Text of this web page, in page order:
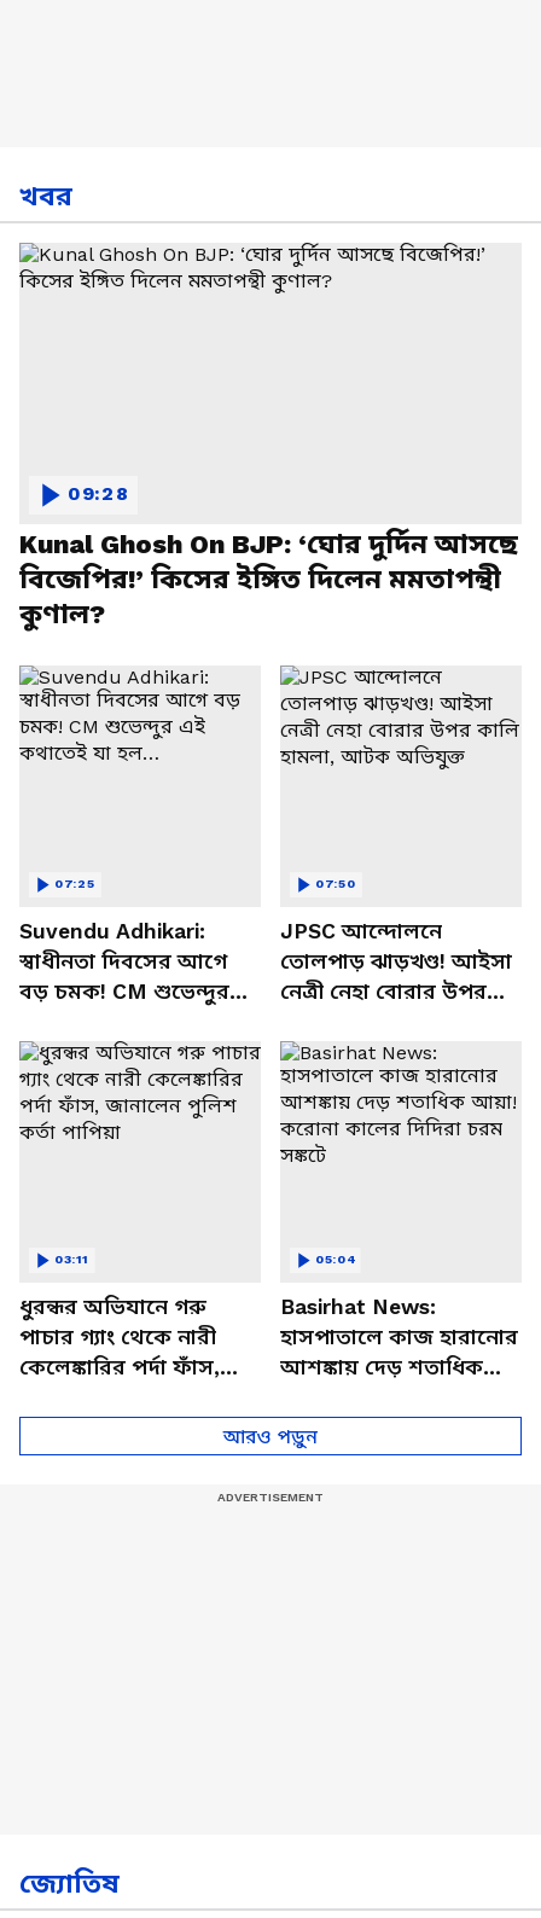
খবর
Kunal Ghosh On BJP: ‘ঘোর দুর্দিন আসছে
বিজেপির!’ কিসের ইঙ্গিত দিলেন মমতাপন্থী
কুণাল?
09:28
Suvendu Adhikari:
স্বাধীনতা দিবসের আগে
বড় চমক! CM শুভেন্দুর
07:25
JPSC আন্দোলনে
তোলপাড় ঝাড়খণ্ড! আইসা
নেত্রী নেহা বোরার উপর
অভিযুক্ত
07:50
ধুরন্ধর অভিযানে গরু
পাচার গ্যাং থেকে নারী
কেলেঙ্কারির পর্দা ফাঁস,
03:11
Basirhat News:
হাসপাতালে কাজ হারানোর
আশঙ্কায় দেড় শতাধিক
দিদিরা চরম সঙ্কটে
05:04
আরও পড়ুন
জ্যোতিষ